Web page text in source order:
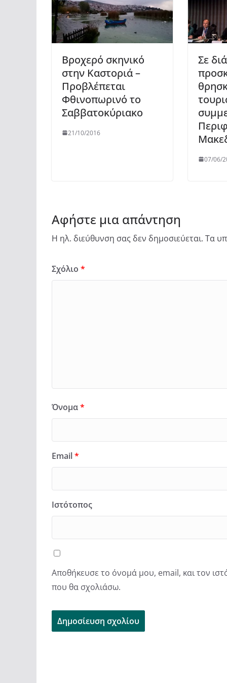
Βροχερό σκηνικό
στην Καστοριά –
Προβλέπεται
Φθινοπωρινό το
Σαββατοκύριακο
21/10/2016
Σε
07/06/
Αφήστε μια απάντηση
Η ηλ. διεύθυνση σας δεν δημοσιεύεται. Τα
Σχόλιο *
Όνομα*
Email*
Ιστότοπος
Αποθήκευσε το όνομά μου, email, και τον
που θα σχολιάσω.